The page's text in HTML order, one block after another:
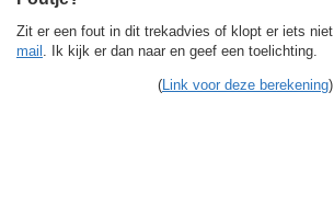
Zit er een fout in dit trekadvies of klopt er iets niet
mail
. Ik kijk er dan naar en geef een toelichting.
( Link voor deze berekening)